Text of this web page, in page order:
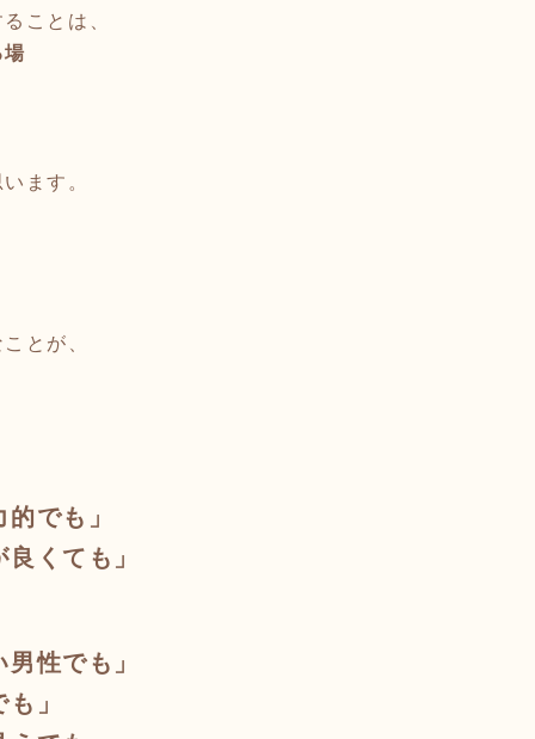
ことは、
場
ます。
とが、
でも」
くても」
性でも」
」